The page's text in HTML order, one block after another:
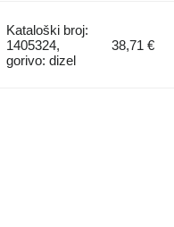
Kataloški broj:
1405324,
gorivo: dizel
38,71 €